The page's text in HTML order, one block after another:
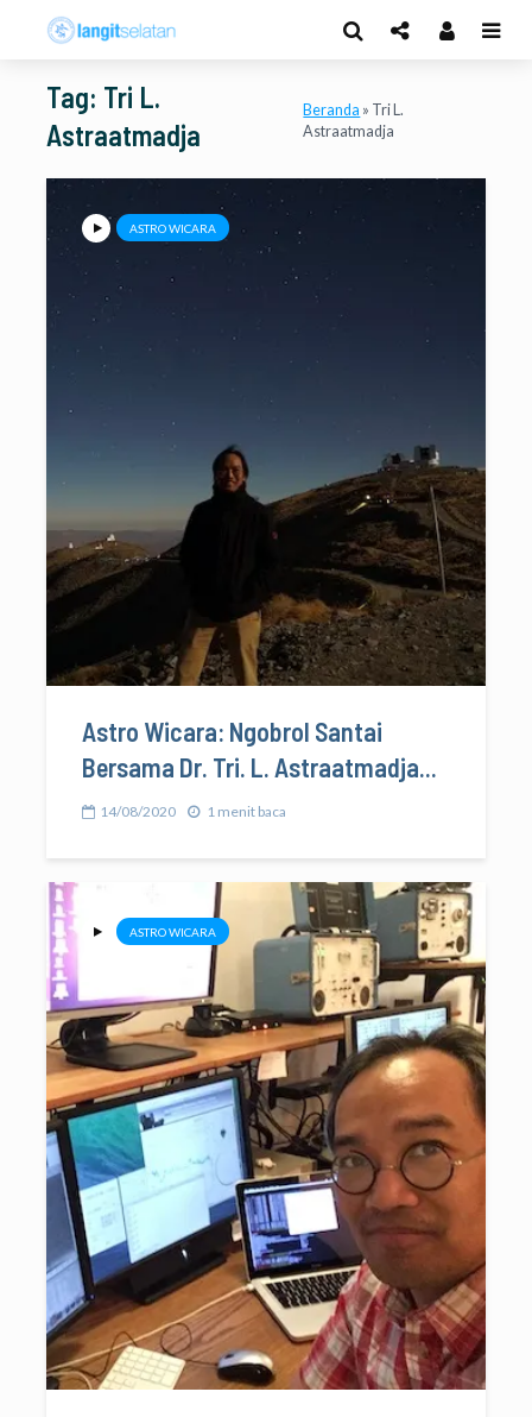
Tag: Tri L.
Astraatmadja
Beranda » Tri L.
Astraatmadja
ASTRO WICARA
Astro Wicara: Ngobrol Santai
Bersama Dr. Tri. L. Astraatmadja...
14/08/2020 1 menit baca
ASTRO WICARA